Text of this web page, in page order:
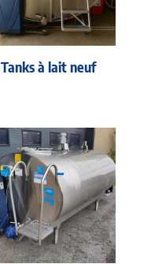
Tanks à lait neuf